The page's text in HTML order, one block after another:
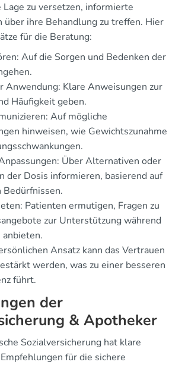
zu versetzen, informierte
über ihre Behandlung zu treffen. Hier
für die Beratung:
Auf die Sorgen und Bedenken der
Anwendung: Klare Anweisungen zur
Häufigkeit geben.
Auf mögliche
hinweisen, wie Gewichtszunahme
Über Alternativen oder
der Dosis informieren, basierend auf
Patienten ermutigen, Fragen zu
zur Unterstützung während
Ansatz kann das Vertrauen
werden, was zu einer besseren
führt.
der
& Apotheker
Sozialversicherung hat klare
für die sichere